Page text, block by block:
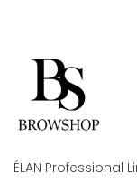
ÉLAN Professional